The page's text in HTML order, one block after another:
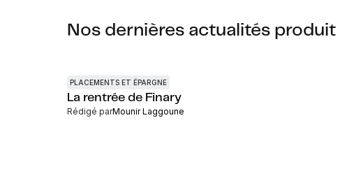
Nos dernières actualités produit
PLACEMENTS ET ÉPARGNE
La rentrée de Finary
Rédigé parMounir Laggoune